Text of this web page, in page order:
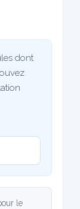
dont
le